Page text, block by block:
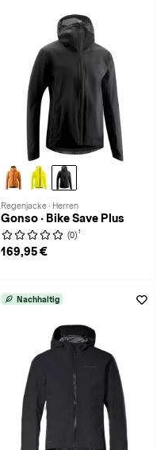
Regenjacke · Herren
Gonso · Bike Save Plus
(0) 1
169,95 €
Nachhaltig